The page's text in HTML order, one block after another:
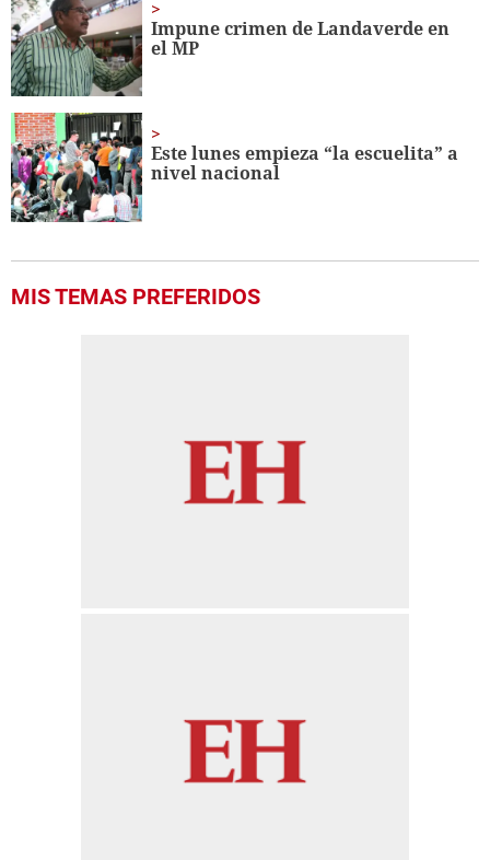
Impune crimen de Landaverde en
el MP
Este lunes empieza “la escuelita” a
nivel nacional
MIS TEMAS PREFERIDOS